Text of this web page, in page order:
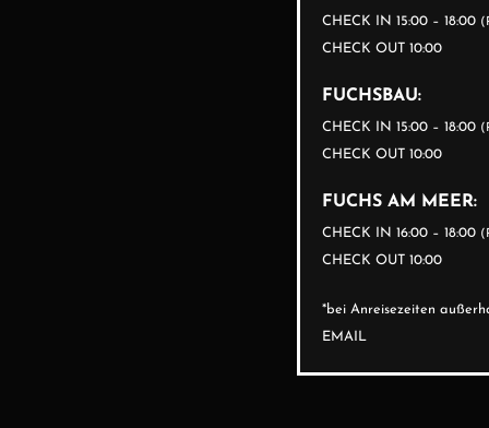
CHECK IN 15:00 – 18:00
CHECK OUT 10:00
FUCHSBAU:
CHECK IN 15:00 – 18:00
CHECK OUT 10:00
FUCHS AM MEER:
CHECK IN 16:00 – 18:00
CHECK OUT 10:00
*bei Anreisezeiten
EMAIL